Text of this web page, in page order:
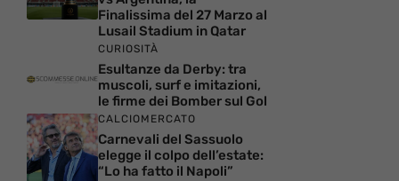
Finalissima del 27 Marzo al
Lusail Stadium in Qatar
CURIOSITÀ
Esultanze da Derby: tra
muscoli, surf e imitazioni,
le firme dei Bomber sul Gol
CALCIOMERCATO
Carnevali del Sassuolo
elegge il colpo dell’estate:
“Lo ha fatto il Napoli”